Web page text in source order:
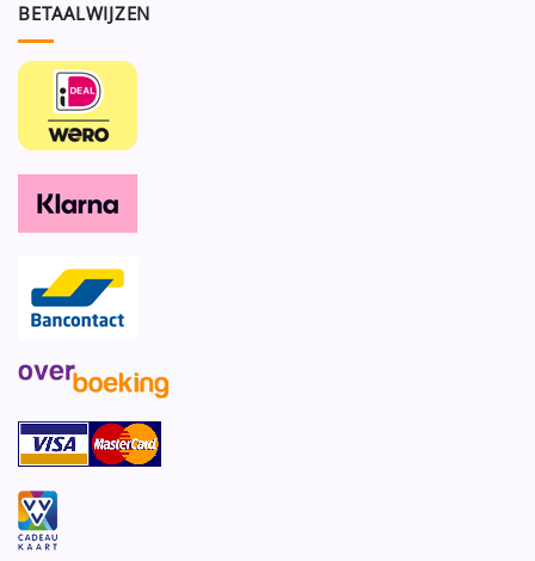
BETAALWIJZEN